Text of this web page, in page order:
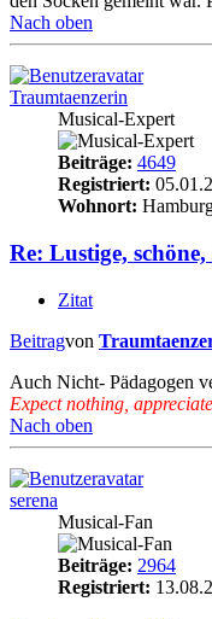
Nach oben
Traumtaenzerin
Musical-Expert
Beiträge: 4649
Registriert:
Wohnort:
Re: Lustige,
Zitat
Beitragvon
Auch Nicht- Pädagogen
Expect nothing,
Nach oben
serena
Musical-Fan
Beiträge: 2964
Registriert: